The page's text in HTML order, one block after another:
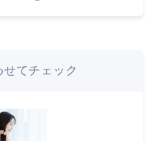
てチェック